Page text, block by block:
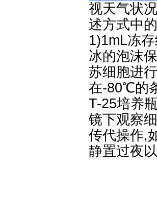
视天气状
述方式中
1)1mL冻
冰的泡沫
苏细胞进
在-80℃的
T-25培养
镜下观察
传代操作,
静置过夜